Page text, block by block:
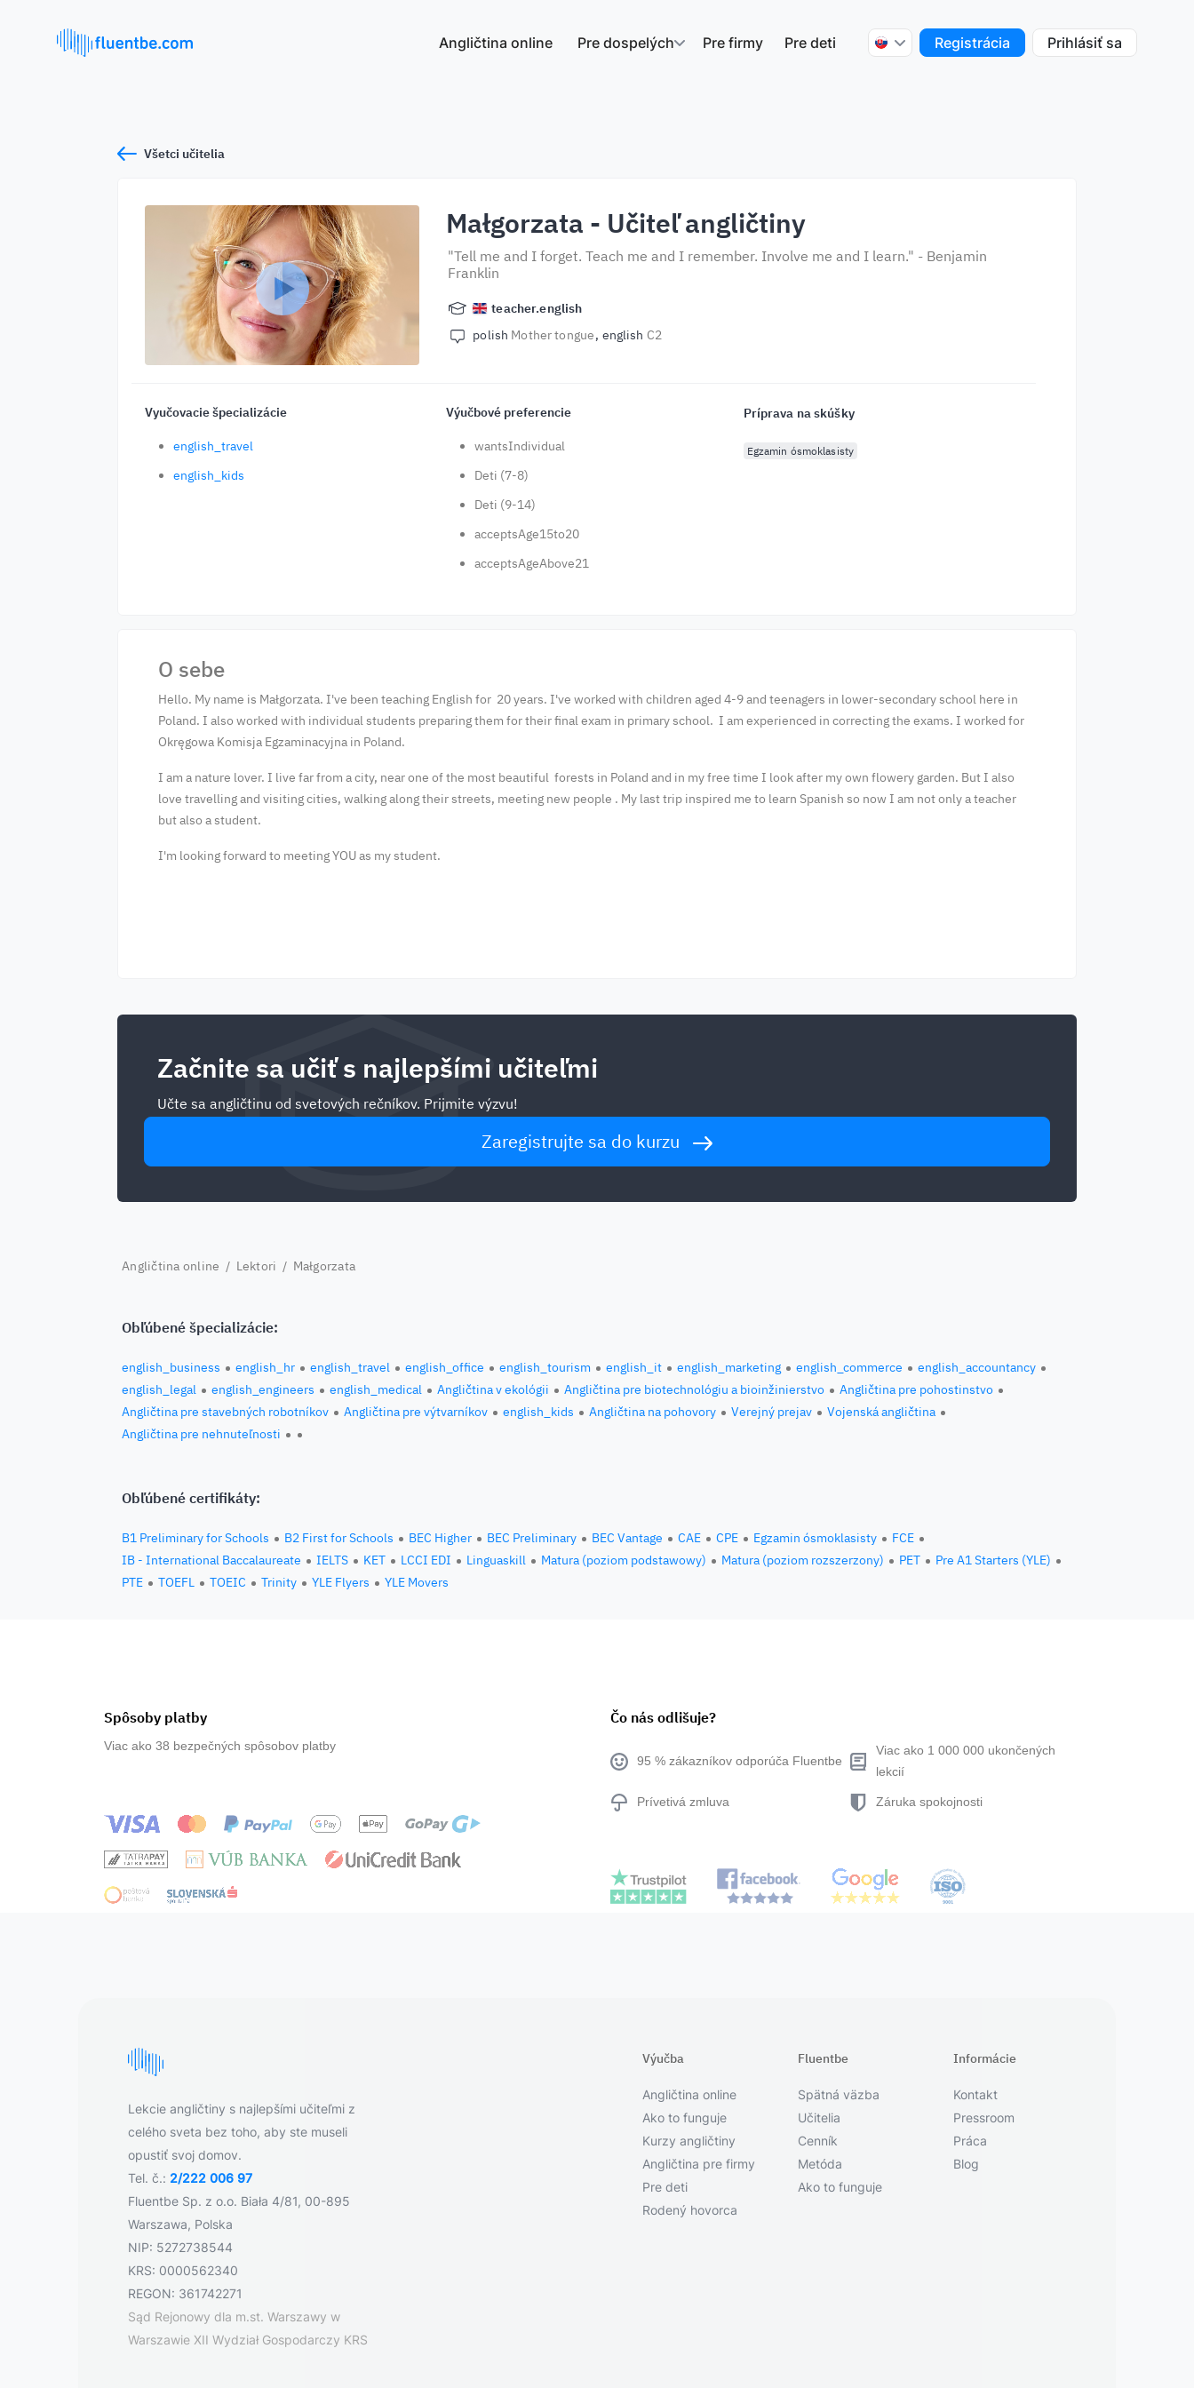
Angličtina online Pre dospelých Pre firmy Pre deti Registrácia Prihlásiť sa
Všetci učitelia
Małgorzata - Učiteľ angličtiny
"Tell me and I forget. Teach me and I remember. Involve me and I learn." - Benjamin
Franklin
teacher.english
polish Mother tongue english C2
Vyučovacie špecializácie
english_travel
english_kids
Výučbové preferencie
wantsIndividual
Deti (7-8)
Deti (9-14)
acceptsAge15to20
acceptsAgeAbove21
Príprava na skúšky
Egzamin ósmoklasisty
O sebe
Hello. My name is Małgorzata. I've been teaching English for 20 years. I've worked with children aged 4-9 and teenagers in lower-secondary school here in
Poland. I also worked with individual students preparing them for their final exam in primary school. I am experienced in correcting the exams. I worked for
Okręgowa Komisja Egzaminacyjna in Poland.
I am a nature lover. I live far from a city, near one of the most beautiful forests in Poland and in my free time I look after my own flowery garden. But I also
love travelling and visiting cities, walking along their streets, meeting new people . My last trip inspired me to learn Spanish so now I am not only a teacher
but also a student.
I'm looking forward to meeting YOU as my student.
Začnite sa učiť s najlepšími učiteľmi
Učte sa angličtinu od svetových rečníkov. Prijmite výzvu!
Zaregistrujte sa do kurzu
Angličtina online / Lektori / Małgorzata
Obľúbené špecializácie:
english_business english_hr english_travel english_office english_tourism english_it english_marketing english_commerce
english_accountancy
english_legal
english_engineers english_medical Angličtina v ekológii Angličtina pre biotechnológiu a bioinžinierstvo
Angličtina pre pohostinstvo
Angličtina pre stavebných robotníkov
Angličtina pre výtvarníkov english_kids Angličtina na pohovory Verejný prejav
Vojenská angličtina
Angličtina pre nehnuteľnosti
Obľúbené certifikáty:
B1 Preliminary for Schools B2 First for Schools BEC Higher BEC Preliminary BEC Vantage CAE CPE Egzamin ósmoklasisty
FCE
IB - International Baccalaureate
IELTS KET LCCI EDI Linguaskill Matura (poziom podstawowy) Matura (poziom rozszerzony) PET
Pre A1 Starters (YLE)
PTE
TOEFL TOEIC Trinity YLE Flyers YLE Movers
Spôsoby platby
Viac ako 38 bezpečných spôsobov platby
Čo nás odlišuje?
95 % zákazníkov odporúča Fluentbe
Viac ako 1 000 000 ukončených
lekcií
Prívetivá zmluva Záruka spokojnosti
Lekcie angličtiny s najlepšími učiteľmi z
celého sveta bez toho, aby ste museli
opustiť svoj domov.
Tel. č.: 2/222 006 97
Fluentbe Sp. z o.o. Biała 4/81, 00-895
Warszawa, Polska
NIP: 5272738544
KRS: 0000562340
REGON: 361742271
Sąd Rejonowy dla m.st. Warszawy w
Warszawie XII Wydział Gospodarczy KRS
Výučba
Angličtina online
Ako to funguje
Kurzy angličtiny
Angličtina pre firmy
Pre deti
Rodený hovorca
Fluentbe
Spätná väzba
Učitelia
Cenník
Metóda
Ako to funguje
Informácie
Kontakt
Pressroom
Práca
Blog